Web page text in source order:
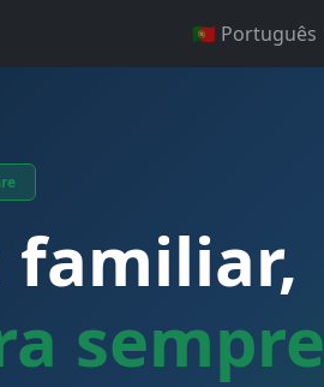
🇵🇹 Português
familiar,
sempre